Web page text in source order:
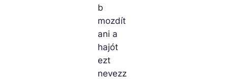
b
mozdít
ani a
hajót
ezt
nevezz